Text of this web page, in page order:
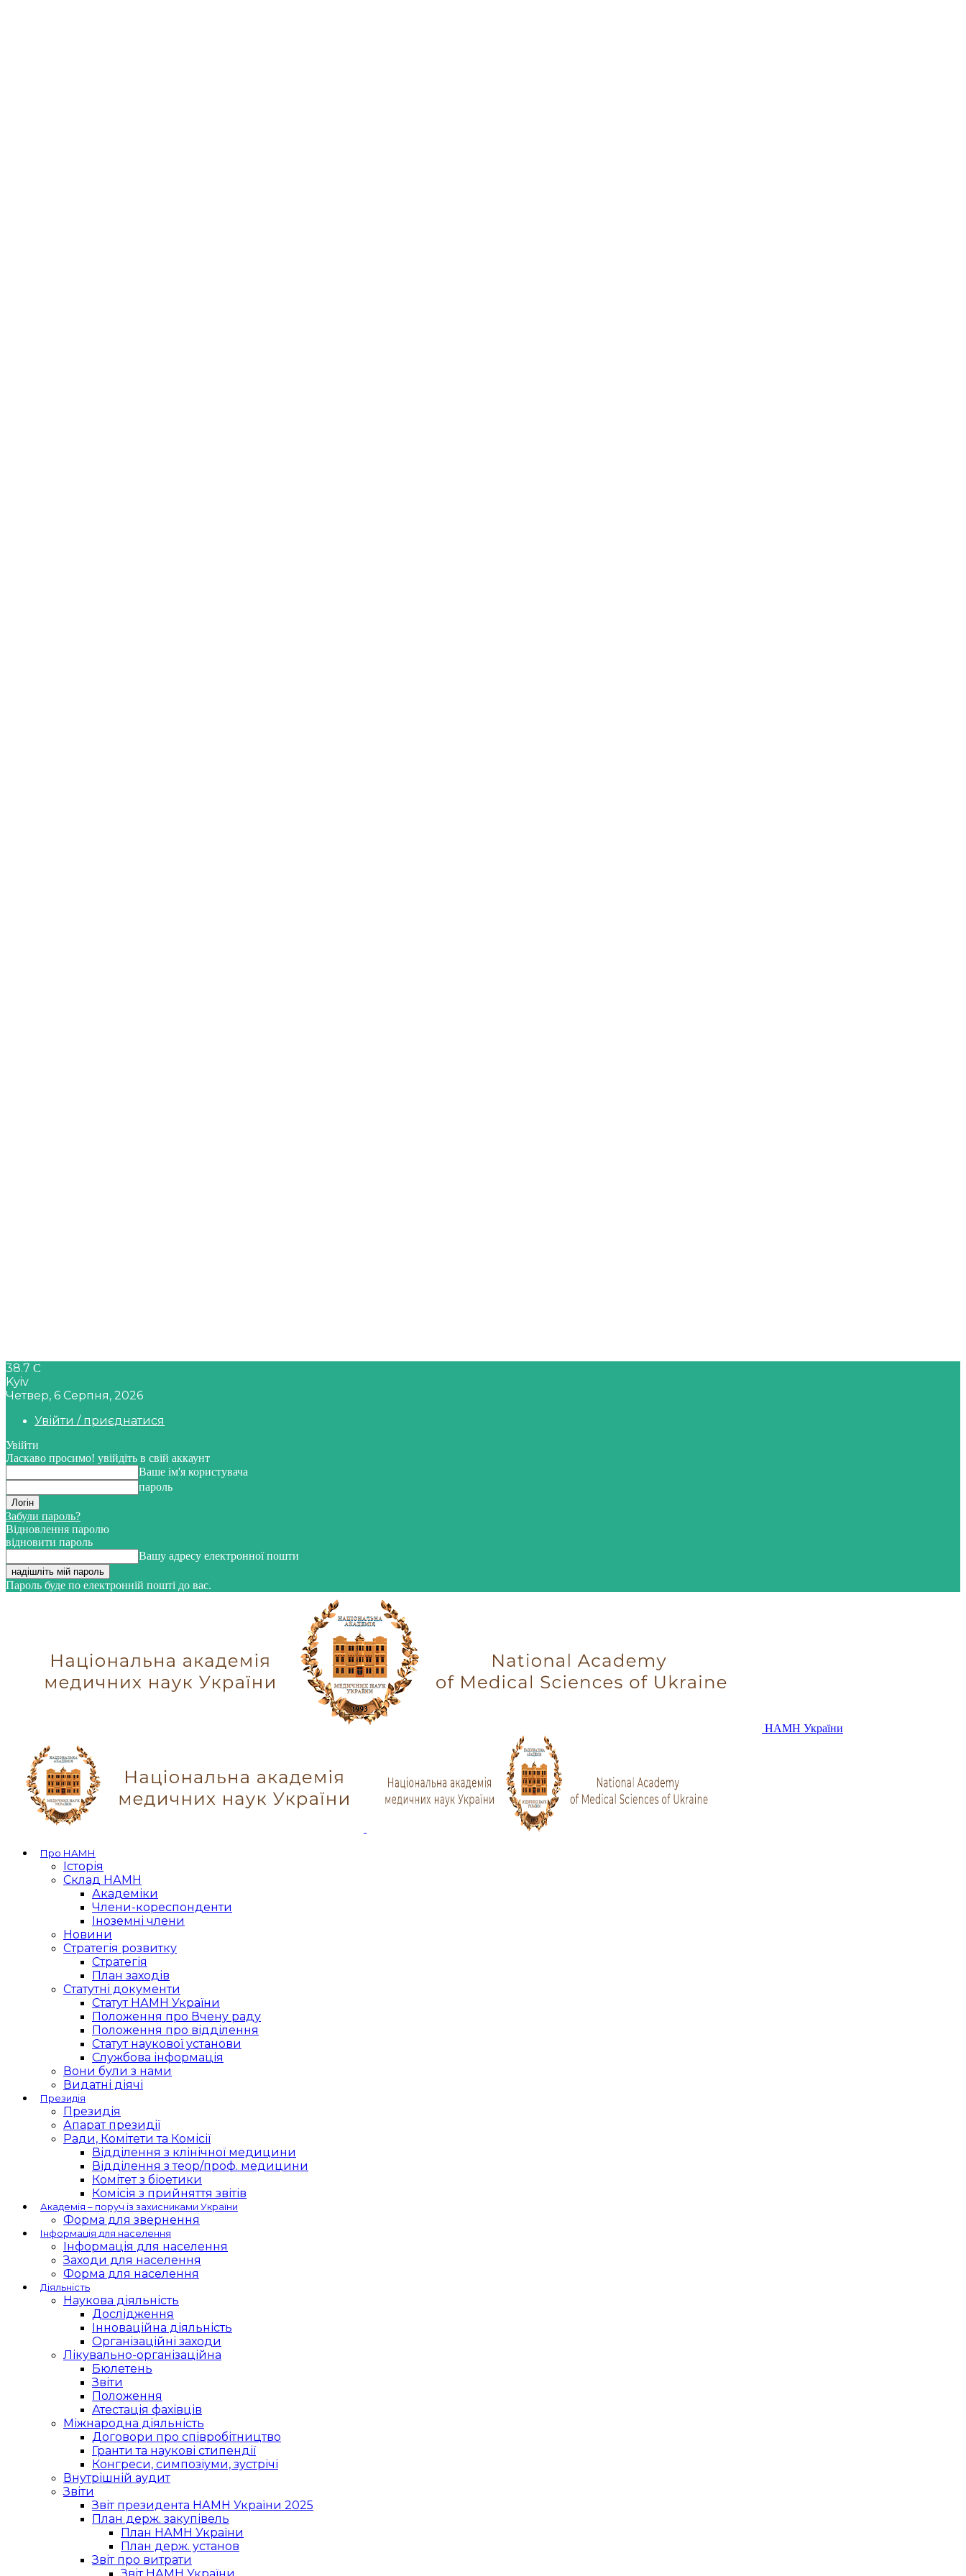
38.7 C
Kyiv
Четвер, 6 Серпня, 2026
Увійти / приєднатися
Увійти
Ласкаво просимо! увійдіть в свій аккаунт
Ваше ім'я користувача
пароль
Забули пароль?
Відновлення паролю
відновити пароль
Вашу адресу електронної пошти
Пароль буде по електронній пошті до вас.
НАМН України
Про НАМН
Історія
Склад НАМН
Академіки
Члени-кореспонденти
Іноземні члени
Новини
Стратегія розвитку
Стратегія
План заходів
Статутні документи
Статут НАМН України
Положення про Вчену раду
Положення про відділення
Статут наукової установи
Службова інформація
Вони були з нами
Видатні діячі
Президія
Президія
Апарат президії
Ради, Комітети та Комісії
Відділення з клінічної медицини
Відділення з теор/проф. медицини
Комітет з біоетики
Комісія з прийняття звітів
Академія – поруч із захисниками України
Форма для звернення
Інформація для населення
Інформація для населення
Заходи для населення
Форма для населення
Діяльність
Наукова діяльність
Дослідження
Інноваційна діяльність
Організаційні заходи
Лікувально-організаційна
Бюлетень
Звіти
Положення
Атестація фахівців
Міжнародна діяльність
Договори про співробітництво
Гранти та наукові стипендії
Конгреси, симпозіуми, зустрічі
Внутрішній аудит
Звіти
Звіт президента НАМН України 2025
План держ. закупівель
План НАМН України
План держ. установ
Звіт про витрати